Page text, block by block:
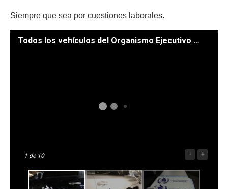
Siempre que sea por cuestiones laborales.
Todos los vehículos del Organismo Ejecutivo deben estar claramente identificados con el logotipo oficial del Gobierno de Guatemala. / Foto: Alejandro Garcia
1 de 10 - +